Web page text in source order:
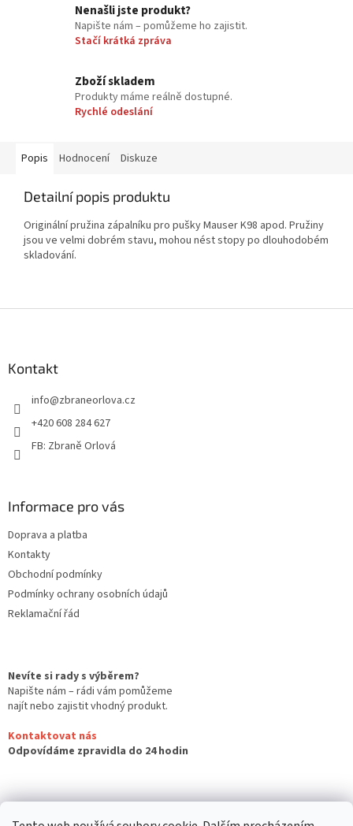
Nenašli jste produkt?
Napište nám – pomůžeme ho zajistit.
Stačí krátká zpráva
Zboží skladem
Produkty máme reálně dostupné.
Rychlé odeslání
Popis Hodnocení Diskuze
Detailní popis produktu
Originální pružina zápalníku pro pušky Mauser K98 apod. Pružiny
jsou ve velmi dobrém stavu, mohou nést stopy po dlouhodobém
skladování.
Kontakt
info@zbraneorlova.cz
+420 608 284 627
FB: Zbraně Orlová
Informace pro vás
Doprava a platba
Kontakty
Obchodní podmínky
Podmínky ochrany osobních údajů
Reklamační řád
Nevíte si rady s výběrem?
Napište nám – rádi vám pomůžeme
najít nebo zajistit vhodný produkt.
Kontaktovat nás
Odpovídáme zpravidla do 24 hodin